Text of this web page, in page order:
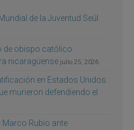
de la Juventud Seúl
de obispo católico
nicaragüense julio 25, 2026
en Estados Unidos
murieron defendiendo el
Rubio ante